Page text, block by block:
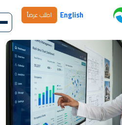
English اطلب عرضاً